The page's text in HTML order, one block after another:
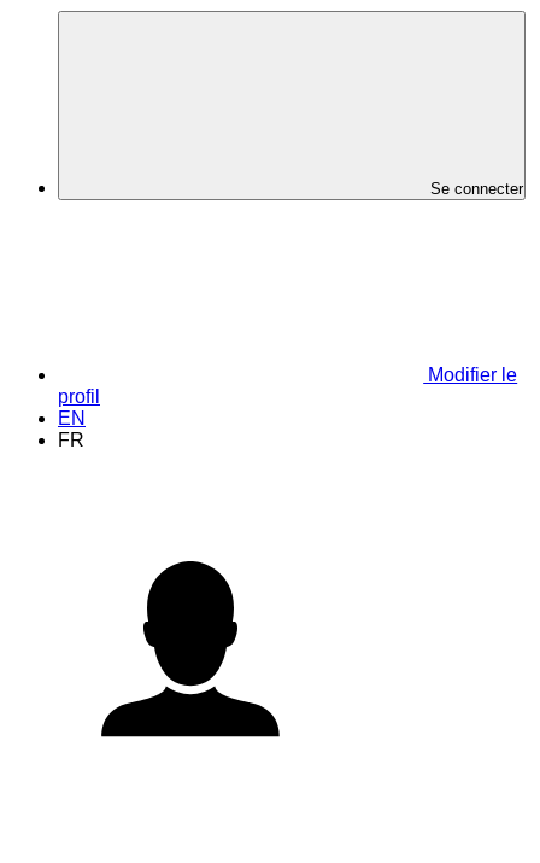
Se connecter
Modifier le
profil
EN
FR